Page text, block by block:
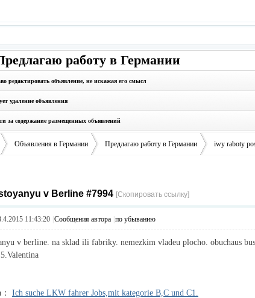
работу в Германии
редактировать объявление, не искажая его смысл
удаление объявления
за содержание размещенных объявлений
Объявления в Германии
›
Предлагаю работу в Германии iwy raboty
v Berline #7994 [Скопировать ссылку]
11:43:20 Сообщения автора по убыванию
v berline. na sklad ili fabriky. nemezkim vladeu plocho. obuchaus
Ich suche LKW fahrer Jobs,mit kategorie B,C und C1.